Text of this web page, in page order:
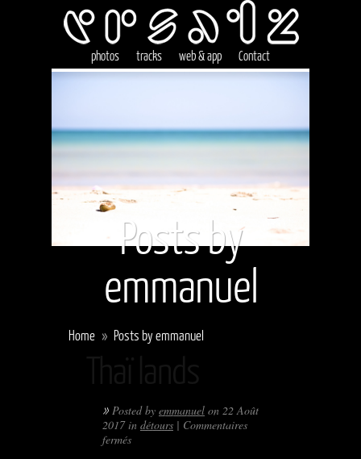
photos tracks web & app Contact
Posts by
emmanuel
Home » Posts by emmanuel
» Posted by emmanuel on 22 Août
2017 in détours | Commentaires
ferméssur